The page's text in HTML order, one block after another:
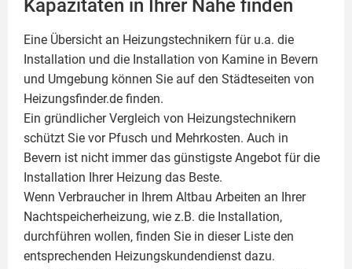
Kapazitäten in Ihrer Nähe finden
Eine Übersicht an Heizungstechnikern für u.a. die
Installation und die Installation von Kamine in Bevern
und Umgebung können Sie auf den Städteseiten von
Heizungsfinder.de finden.
Ein gründlicher Vergleich von Heizungstechnikern
schützt Sie vor Pfusch und Mehrkosten. Auch in
Bevern ist nicht immer das günstigste Angebot für die
Installation Ihrer Heizung das Beste.
Wenn Verbraucher in Ihrem Altbau Arbeiten an Ihrer
Nachtspeicherheizung, wie z.B. die Installation,
durchführen wollen, finden Sie in dieser Liste den
entsprechenden Heizungskundendienst dazu.